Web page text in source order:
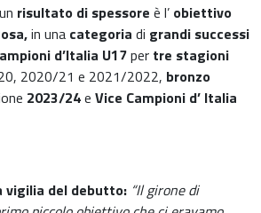
risultato di spessore è l’ obiettivo
in una categoria di grandi successi
d’Italia U17per tre stagioni
2020/21 e 2021/2022, bronzo
2023/24e Vice Campioni d’ Italia
vigilia del debutto: “Il girone di